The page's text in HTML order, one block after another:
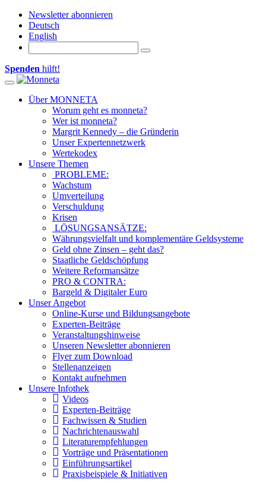
Newsletter abonnieren
Deutsch
English
Spenden hilft!
Toggle navigation
Über MONNETA
Worum geht es monneta?
Wer ist monneta?
Margrit Kennedy – die Gründerin
Unser Expertennetzwerk
Wertekodex
Unsere Themen
PROBLEME:
Wachstum
Umverteilung
Verschuldung
Krisen
LÖSUNGSANSÄTZE:
Währungsvielfalt und komplementäre Geldsysteme
Geld ohne Zinsen – geht das?
Staatliche Geldschöpfung
Weitere Reformansätze
PRO & CONTRA:
Bargeld & Digitaler Euro
Unser Angebot
Online-Kurse und Bildungsangebote
Experten-Beiträge
Veranstaltungshinweise
Unseren Newsletter abonnieren
Flyer zum Download
Stellenanzeigen
Kontakt aufnehmen
Unsere Infothek
Videos
Experten-Beiträge
Fachwissen & Studien
Nachrichtenauswahl
Literaturempfehlungen
Vorträge und Präsentationen
Einführungsartikel
Praxisbeispiele & Initiativen